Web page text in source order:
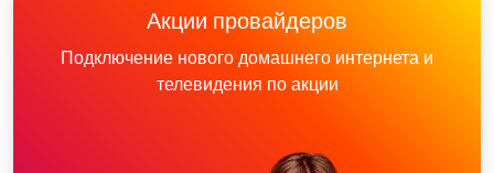
Акции провайдеров
Подключение нового домашнего интернета и
телевидения по акции